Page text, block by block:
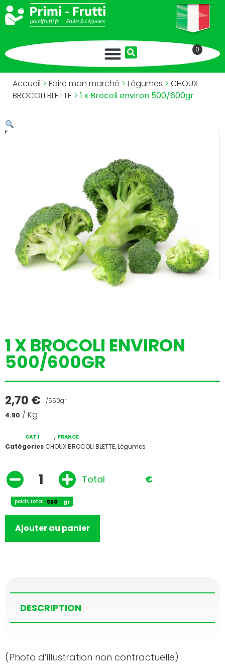
0
Accueil > Faire mon marché > Légumes > CHOUX
BROCOLI BLETTE > 1 x Brocoli environ 500/600gr
1 X BROCOLI ENVIRON
500/600GR
2,70 €
/550gr
4.90 / Kg
Catégories CHOUX BROCOLI BLETTE,Légumes
CAT 1 , FRANCE
poids total gr
Total €
Ajouter au panier
DESCRIPTION
(Photo d’illustration non contractuelle)